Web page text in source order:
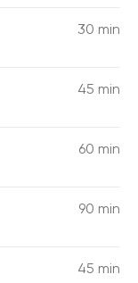
30 min
45 min
60 min
90 min
45 min